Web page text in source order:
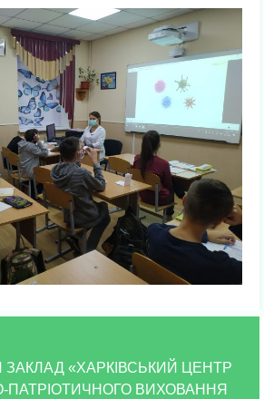
«ХАРКІВСЬКИЙ ЦЕНТР
ПАТРІОТИЧНОГО ВИХОВАННЯ